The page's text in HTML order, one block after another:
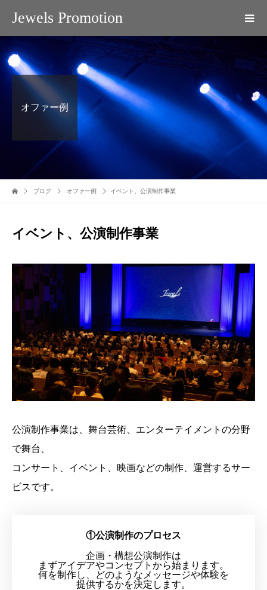
Jewels Promotion
オファー例
ブログ オファー例 イベント、公演制作事業
イベント、公演制作事業
公演制作事業は、舞台芸術、エンターテイメントの分野
で舞台、
コンサート、イベント、映画などの制作、運営するサー
ビスです。
①公演制作のプロセス
企画・構想公演制作は
まずアイデアやコンセプトから始まります。
何を制作し、どのようなメッセージや体験を
提供するかを決定します。